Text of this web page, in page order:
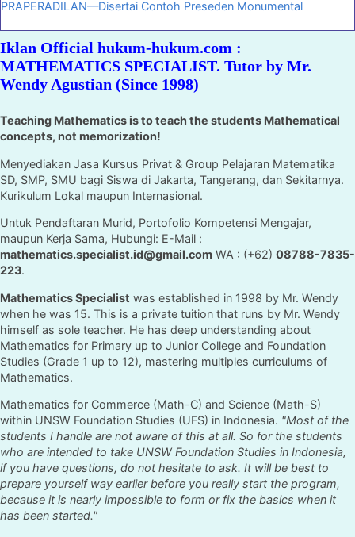
PRAPERADILAN—Disertai Contoh Preseden Monumental
Iklan Official hukum-hukum.com :
MATHEMATICS SPECIALIST. Tutor by Mr.
Wendy Agustian (Since 1998)
Teaching Mathematics is to teach the students Mathematical
concepts, not memorization!
Menyediakan Jasa Kursus Privat & Group Pelajaran Matematika
SD, SMP, SMU bagi Siswa di Jakarta, Tangerang, dan Sekitarnya.
Kurikulum Lokal maupun Internasional.
Untuk Pendaftaran Murid, Portofolio Kompetensi Mengajar,
maupun Kerja Sama, Hubungi: E-Mail :
mathematics.specialist.id@gmail.com WA : (+62) 08788-7835-
223.
Mathematics Specialist was established in 1998 by Mr. Wendy
when he was 15. This is a private tuition that runs by Mr. Wendy
himself as sole teacher. He has deep understanding about
Mathematics for Primary up to Junior College and Foundation
Studies (Grade 1 up to 12), mastering multiples curriculums of
Mathematics.
Mathematics for Commerce (Math-C) and Science (Math-S)
within UNSW Foundation Studies (UFS) in Indonesia. "Most of the
students I handle are not aware of this at all. So for the students
who are intended to take UNSW Foundation Studies in Indonesia,
if you have questions, do not hesitate to ask. It will be best to
prepare yourself way earlier before you really start the program,
because it is nearly impossible to form or fix the basics when it
has been started."